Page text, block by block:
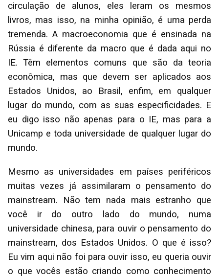
circulação de alunos, eles leram os mesmos
livros, mas isso, na minha opinião, é uma perda
tremenda. A macroeconomia que é ensinada na
Rússia é diferente da macro que é dada aqui no
IE. Têm elementos comuns que são da teoria
econômica, mas que devem ser aplicados aos
Estados Unidos, ao Brasil, enfim, em qualquer
lugar do mundo, com as suas especificidades. E
eu digo isso não apenas para o IE, mas para a
Unicamp e toda universidade de qualquer lugar do
mundo.
Mesmo as universidades em países periféricos
muitas vezes já assimilaram o pensamento do
mainstream. Não tem nada mais estranho que
você ir do outro lado do mundo, numa
universidade chinesa, para ouvir o pensamento do
mainstream, dos Estados Unidos. O que é isso?
Eu vim aqui não foi para ouvir isso, eu queria ouvir
o que vocês estão criando como conhecimento